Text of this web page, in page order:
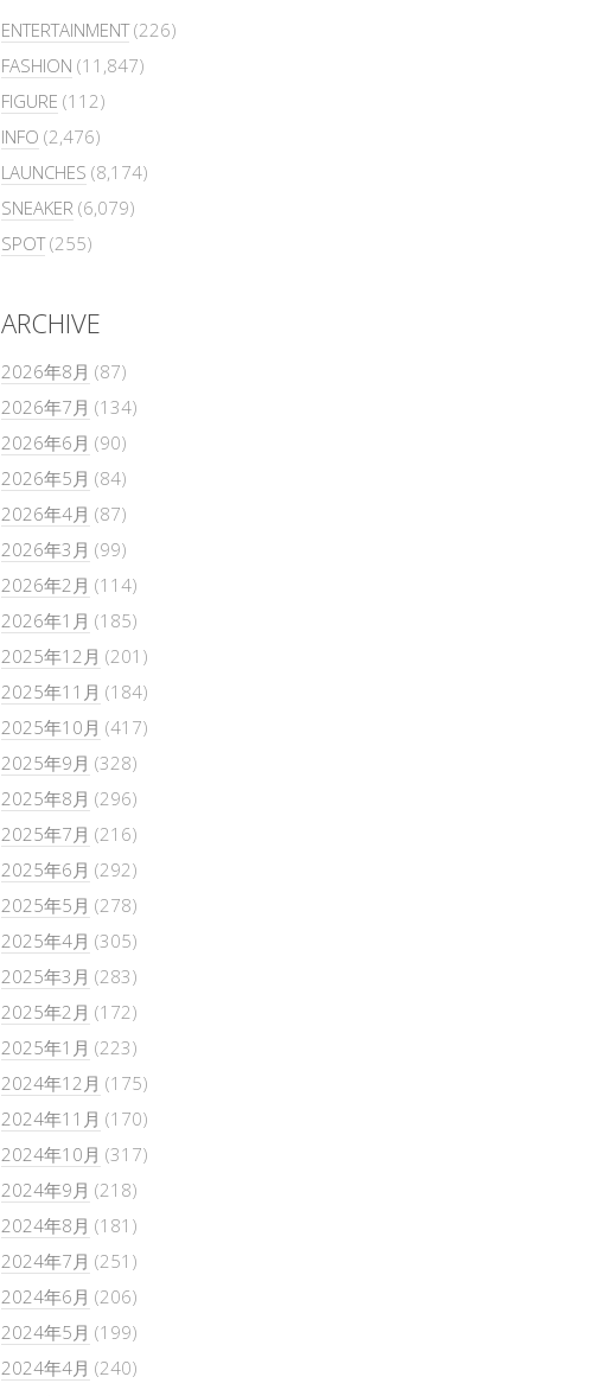
ENTERTAINMENT(226)
FASHION (11,847)
FIGURE (112)
INFO (2,476)
LAUNCHES (8,174)
SNEAKER (6,079)
SPOT(255)
ARCHIVE
2026年8月 (87)
2026年7月 (134)
2026年6月 (90)
2026年5月 (84)
2026年4月 (87)
2026年3月 (99)
2026年2月 (114)
2026年1月 (185)
2025年12月 (201)
2025年11月 (184)
2025年10月 (417)
2025年9月 (328)
2025年8月 (296)
2025年7月 (216)
2025年6月 (292)
2025年5月 (278)
2025年4月 (305)
2025年3月 (283)
2025年2月 (172)
2025年1月 (223)
2024年12月 (175)
2024年11月 (170)
2024年10月 (317)
2024年9月 (218)
2024年8月 (181)
2024年7月 (251)
2024年6月 (206)
2024年5月 (199)
2024年4月 (240)